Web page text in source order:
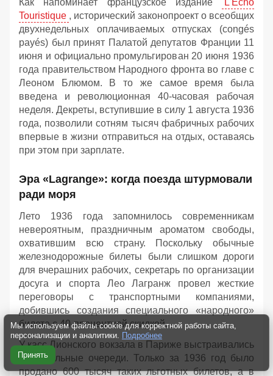
Touristique , исторический законопроект о всеобщих
двухнедельных оплачиваемых отпусках (congés
payés) был принят Палатой депутатов Франции 11
июня и официально промульгирован 20 июня 1936
года правительством Народного фронта во главе с
Леоном Блюмом. В то же самое время была
введена и революционная 40-часовая рабочая
неделя. Декреты, вступившие в силу 1 августа 1936
года, позволили сотням тысяч фабричных рабочих
впервые в жизни отправиться на отдых, оставаясь
при этом при зарплате.
Эра «Lagrange»: когда поезда штурмовали
ради моря
Лето 1936 года запомнилось современникам
невероятным, праздничным ароматом свободы,
охватившим всю страну. Поскольку обычные
железнодорожные билеты были слишком дороги
для вчерашних рабочих, секретарь по организации
досуга и спорта Лео Лагранж провел жесткие
переговоры с транспортными компаниями,
добившись создания специального «народного»
билета с 40-процентной скидкой.
У касс Лионского вокзала в Париже выстраивались
колоссальные очереди. Только за 1936 год было
продано 600 тысяч таких льготных билетов, а в
Мы используем файлы cookie для корректной работы сайта,
персонализации и аналитики. Подробнее
Принять